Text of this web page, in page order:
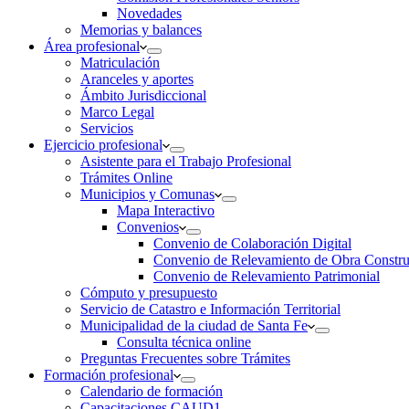
Novedades
Memorias y balances
Área profesional
Matriculación
Aranceles y aportes
Ámbito Jurisdiccional
Marco Legal
Servicios
Ejercicio profesional
Asistente para el Trabajo Profesional
Trámites Online
Municipios y Comunas
Mapa Interactivo
Convenios
Convenio de Colaboración Digital
Convenio de Relevamiento de Obra
Convenio de Relevamiento Patrimonial
Cómputo y presupuesto
Servicio de Catastro e Información Territorial
Municipalidad de la ciudad de Santa Fe
Consulta técnica online
Preguntas Frecuentes sobre Trámites
Formación profesional
Calendario de formación